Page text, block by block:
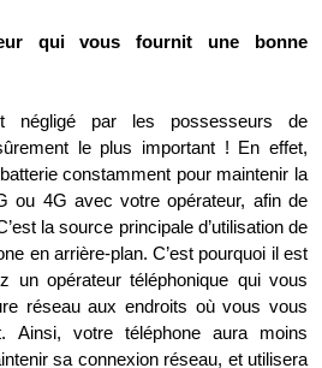
qui vous fournit une bonne
négligé par les possesseurs de
le plus important ! En effet,
constamment pour maintenir la
ou 4G avec votre opérateur, afin de
la source principale d’utilisation de
en arrière-plan. C’est pourquoi il est
un opérateur téléphonique qui vous
réseau aux endroits où vous vous
Ainsi, votre téléphone aura moins
sa connexion réseau, et utilisera